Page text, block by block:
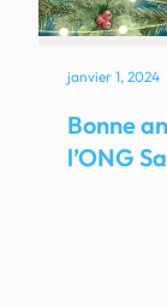
janvier 1, 2024
Bonne
l’ONG